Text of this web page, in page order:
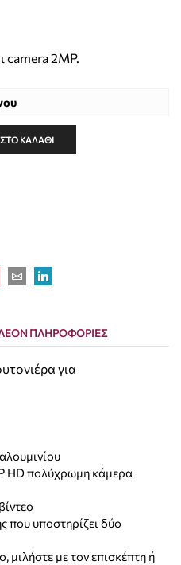
camera 2MP.
ΚΑΛΆΘΙ
ΠΛΗΡΟΦΟΡΊΕΣ
για
HD πολύχρωμη κάμερα
που υποστηρίζει δύο
μιλήστε με τον επισκέπτη ή